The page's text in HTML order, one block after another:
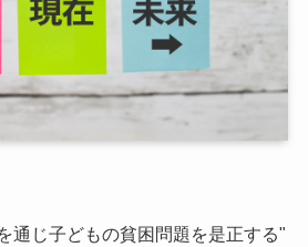
通じ子どもの貧困問題を是正する"